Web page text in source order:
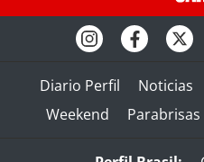
Diario Perfil Noticias
Weekend
Parabrisas